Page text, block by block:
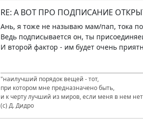
RE: А ВОТ ПРО ПОДПИСАНИЕ
Ань, я тоже не называю мам/пап, тока
Ведь подписывается он, ты
И второй фактор - им будет очень
"наилучший порядок вещей - тот,
при котором мне предназначено быть,
и к черту лучший из миров, если меня в нем
(с) Д. Дидро